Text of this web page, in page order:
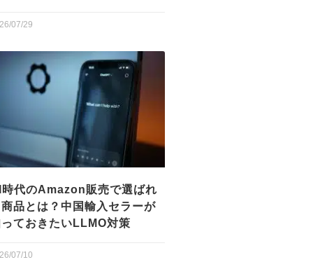
07/29
代のAmazon販売で選ばれ
品とは？中国輸入セラーが
ておきたいLLMO対策
07/10